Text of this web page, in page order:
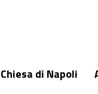
Chiesa di Napoli